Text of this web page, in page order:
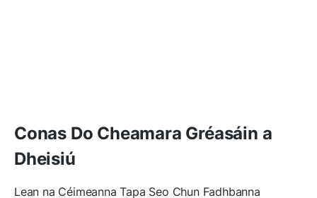
Conas Do Cheamara Gréasáin a
Dheisiú
Lean na Céimeanna Tapa Seo Chun Fadhbanna